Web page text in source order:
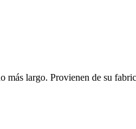
largo. Provienen de su